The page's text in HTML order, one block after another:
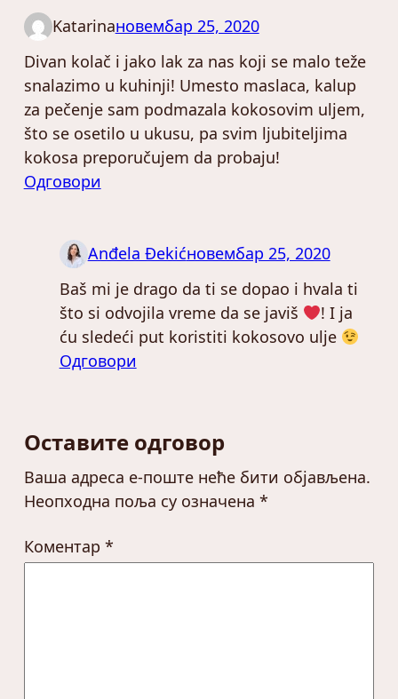
Katarinaновембар 25, 2020
Divan kolač i jako lak za nas koji se malo teže
snalazimo u kuhinji! Umesto maslaca, kalup
za pečenje sam podmazala kokosovim uljem,
što se osetilo u ukusu, pa svim ljubiteljima
kokosa preporučujem da probaju!
Одговори
Anđela Đekićновембар 25, 2020
Baš mi je drago da ti se dopao i hvala ti
što si odvojila vreme da se javiš
! I ja
ću sledeći put koristiti kokosovo ulje
Одговори
Оставите одговор
Ваша адреса е-поште неће бити објављена.
Неопходна поља су означена *
Коментар *